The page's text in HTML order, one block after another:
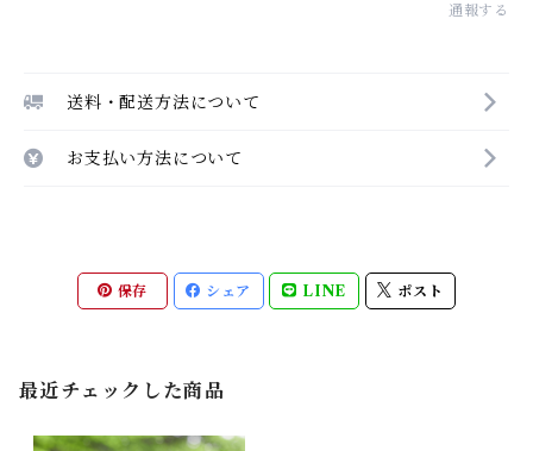
通報する
送料・配送方法について
お支払い方法について
保存 シェア LINE ポスト
最近チェックした商品